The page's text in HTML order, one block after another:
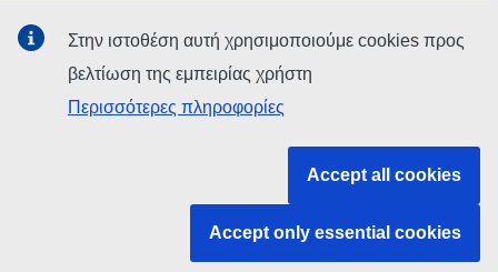
δικτύωσηςΣτην ιστοθέση αυτή χρησιμοποιούμε cookies προς
βελτίωση της εμπειρίας χρήστη
Περισσότερες πληροφορίες
Accept all cookies
Accept only essential cookies